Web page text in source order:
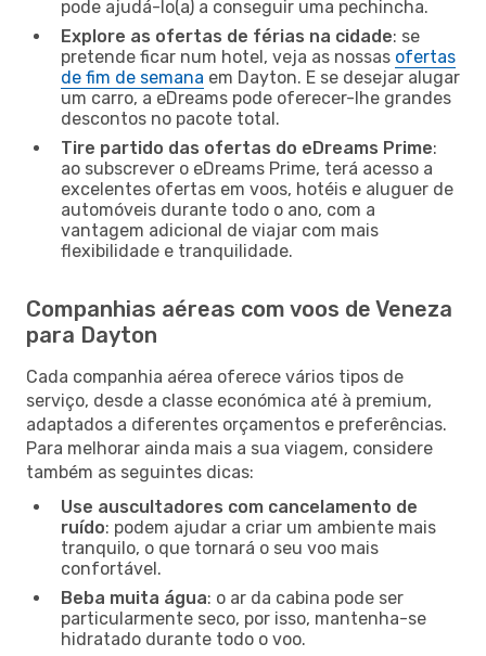
pode ajudá-lo(a) a conseguir uma pechincha.
Explore as ofertas de férias na cidade: se
pretende ficar num hotel, veja as nossas ofertas
de fim de semana em Dayton. E se desejar alugar
um carro, a eDreams pode oferecer-lhe grandes
descontos no pacote total.
Tire partido das ofertas do eDreams Prime:
ao subscrever o eDreams Prime, terá acesso a
excelentes ofertas em voos, hotéis e aluguer de
automóveis durante todo o ano, com a
vantagem adicional de viajar com mais
flexibilidade e tranquilidade.
Companhias aéreas com voos de Veneza
para Dayton
Cada companhia aérea oferece vários tipos de
serviço, desde a classe económica até à premium,
adaptados a diferentes orçamentos e preferências.
Para melhorar ainda mais a sua viagem, considere
também as seguintes dicas:
Use auscultadores com cancelamento de
ruído: podem ajudar a criar um ambiente mais
tranquilo, o que tornará o seu voo mais
confortável.
Beba muita água: o ar da cabina pode ser
particularmente seco, por isso, mantenha-se
hidratado durante todo o voo.